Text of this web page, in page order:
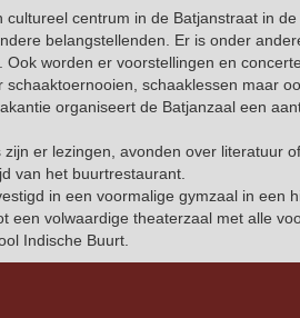
cultureel centrum in de Batjanstraat in
belangstellenden. Er is onder
worden er voorstellingen en
schaaktoernooien, schaaklessen maar
organiseert de Batjanzaal een
zijn er lezingen, avonden over literatuur
van het buurtrestaurant.
in een voormalige gymzaal in een
een volwaardige theaterzaal met alle
Indische Buurt.